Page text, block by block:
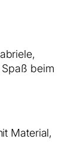
beim
Material,